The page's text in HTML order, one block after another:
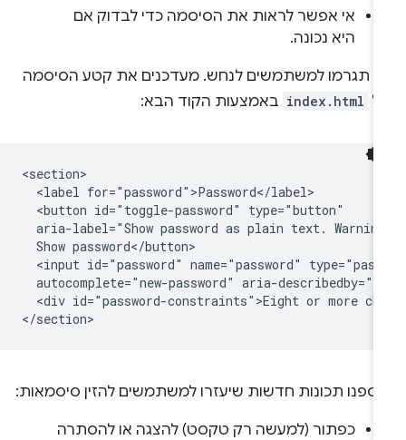
אי אפשר לראות את הסיסמה כדי לבדוק אם
היא נכונה.
תגרמו למשתמשים לנחש. מעדכנים את קטע הסיסמה
index.html באמצעות הקוד הבא:
<section>
  <label for="password">Password</label>
  <button id="toggle-password" type="button"
aria-label="Show password as plain text.
  Show password</button>
<input id="password" name="password"
autocomplete="new-password" aria-
<div id="password-constraints">Eight or more
תכונות חדשות שיעזרו למשתמשים להזין סיסמאות:
כפתור (למעשה רק טקסט) להצגה או להסתרה